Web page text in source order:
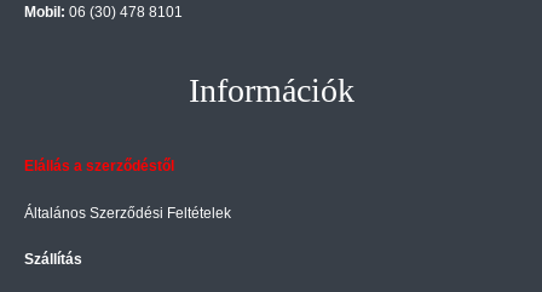
Mobil: 06 (30) 478 8101
Információk
Elállás a szerződéstől
Általános Szerződési Feltételek
Szállítás